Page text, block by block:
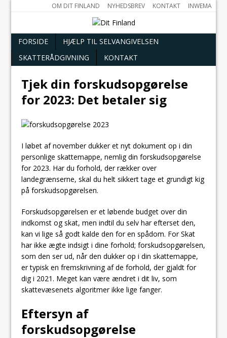
OM DIT FINLAND NYHEDSBREV KONTAKT INWEMA
FORSIDE
HJÆLP TIL SELVANGIVELSEN
SKATTERÅDGIVNING
KONTAKT
Tjek din forskudsopgørelse
for 2023: Det betaler sig
I løbet af november dukker et nyt dokument op i din
personlige skattemappe, nemlig din forskudsopgørelse
for 2023. Har du forhold, der rækker over
landegrænserne, skal du helt sikkert tage et grundigt kig
på forskudsopgørelsen.
Forskudsopgørelsen er et løbende budget over din
indkomst og skat, men indtil du selv har efterset den,
kan vi lige så godt kalde den for en spådom. For Skat
har ikke ægte indsigt i dine forhold; forskudsopgørelsen,
som den ser ud, når den dukker op i din skattemappe,
er typisk en fremskrivning af de forhold, der gjaldt for
dig i 2021. Meget kan være ændret i dit liv, som
skattevæsenets algoritmer ikke lige fanger.
Eftersyn af
forskudsopgørelse